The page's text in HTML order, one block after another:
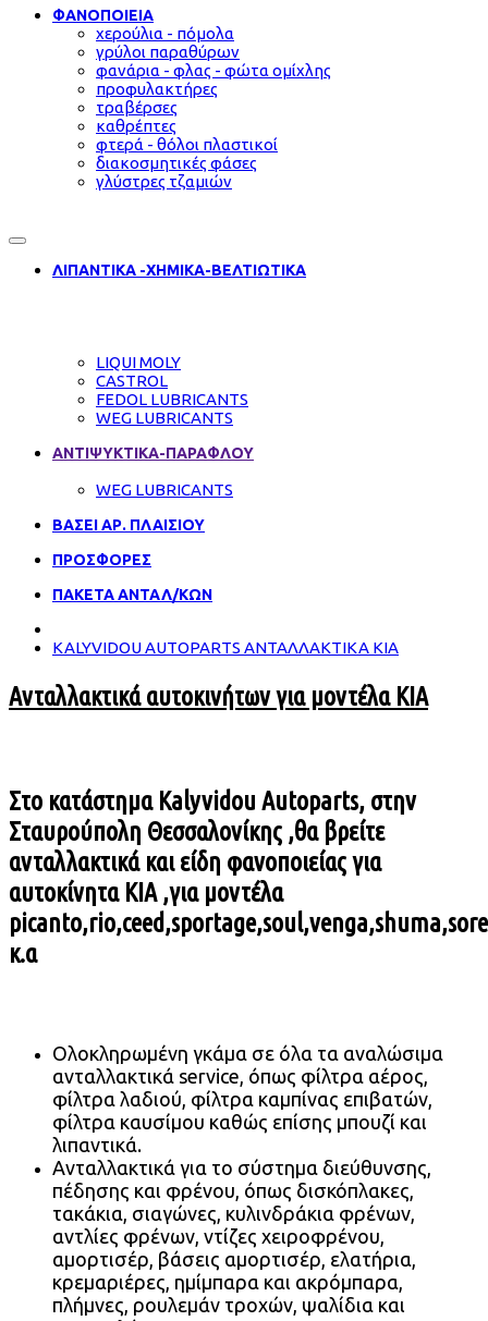
ΦΑΝΟΠΟΙΕΙΑ
χερούλια - πόμολα
γρύλοι παραθύρων
φανάρια - φλας - φώτα ομίχλης
προφυλακτήρες
τραβέρσες
καθρέπτες
φτερά - θόλοι πλαστικοί
διακοσμητικές φάσες
γλύστρες τζαμιών
ΛΙΠΑΝΤΙΚΑ -ΧΗΜΙΚΑ-ΒΕΛΤΙΩΤΙΚΑ
LIQUI MOLY
CASTROL
FEDOL LUBRICANTS
WEG LUBRICANTS
ΑΝΤΙΨΥΚΤΙΚΑ-ΠΑΡΑΦΛΟΥ
WEG LUBRICANTS
ΒΑΣΕΙ ΑΡ. ΠΛΑΙΣΙΟΥ
ΠΡΟΣΦΟΡΕΣ
ΠΑΚΕΤΑ ΑΝΤΑΛ/ΚΩΝ
KALYVIDOU AUTOPARTS ΑΝΤΑΛΛΑΚΤΙΚΑ KIA
Ανταλλακτικά αυτοκινήτων για μοντέλα KIA
Στο κατάστημα Kalyvidou Autoparts, στην
Σταυρούπολη Θεσσαλονίκης ,θα βρείτε
ανταλλακτικά και είδη φανοποιείαςγια
αυτοκίνητα KIA,για μοντέλα
κ.α
Ολοκληρωμένη γκάμα σε όλα τα αναλώσιμα
ανταλλακτικά service, όπως φίλτρα αέρος,
φίλτρα λαδιού, φίλτρα καμπίνας επιβατών,
φίλτρα καυσίμου καθώς επίσης μπουζί και
λιπαντικά.
Ανταλλακτικά για το σύστημα διεύθυνσης,
πέδησης και φρένου, όπως δισκόπλακες,
τακάκια, σιαγώνες, κυλινδράκια φρένων,
αντλίες φρένων, ντίζες χειροφρένου,
αμορτισέρ, βάσεις αμορτισέρ, ελατήρια,
κρεμαριέρες, ημίμπαρα και ακρόμπαρα,
πλήμνες, ρουλεμάν τροχών, ψαλίδια και